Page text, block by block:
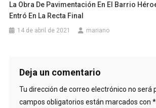
La Obra De Pavimentación En El Barrio
Entró En La Recta Final
14 de abril de 2021 mariano
Deja un comentario
Tu dirección de correo electrónico no será
campos obligatorios están marcados con *